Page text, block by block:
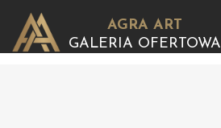
AGRA ART
GALERIA OFERTOWA